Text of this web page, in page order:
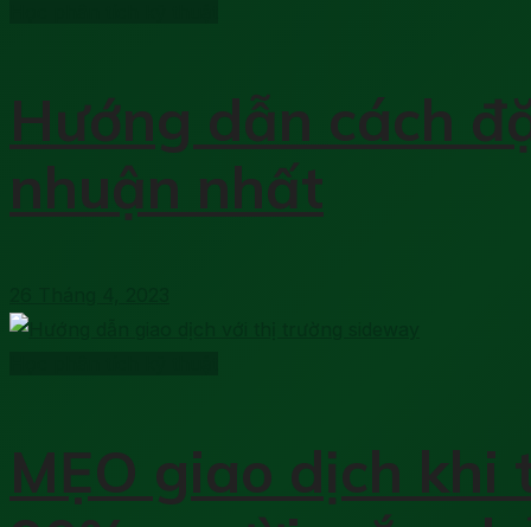
Hướng dẫn cách
nhuận nhất
MẸO giao dịch